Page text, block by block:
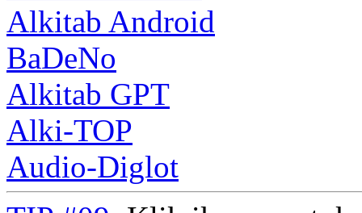
Alkitab Android
BaDeNo
Alkitab GPT
Alki-TOP
Audio-Diglot